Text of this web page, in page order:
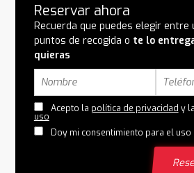
Reservar ahora
Recuerda que puedes elegir entre
puntos de recogida o te lo
quieras
Acepto la política de privacidad y
uso
Doy mi consentimiento para el